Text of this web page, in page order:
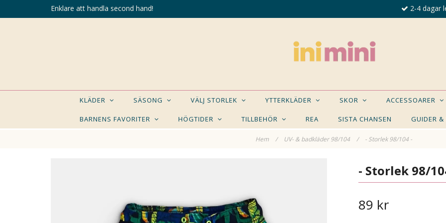
Enklare att handla second hand! 2-4 dagar
KLÄDER SÄSONG VÄLJ STORLEK YTTERKLÄDER SKOR ACCESSOARER
BARNENS FAVORITER HÖGTIDER TILLBEHÖR REA SISTA CHANSEN GUIDER &
Hem / UV- & badkläder 98/104 / - Storlek 98/104 -
KANSKE NÅGON AV DESSA PRODUKTER KAN- Storlek 98/
89 kr